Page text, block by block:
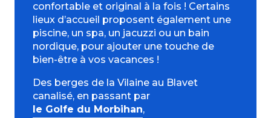
confortable et original à la fois ! Certains
lieux d’accueil proposent également une
piscine, un spa, un jacuzzi ou un bain
nordique, pour ajouter une touche de
bien-être à vos vacances !
Des berges de la Vilaine au Blavet
canalisé, en passant par
le Golfe du Morbihan,